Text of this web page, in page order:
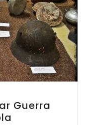
Guerra